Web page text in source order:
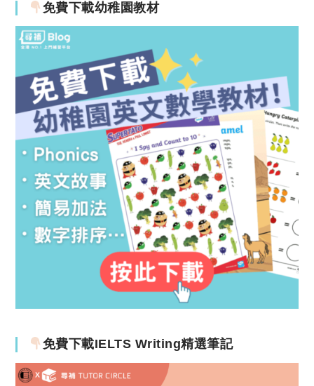
免費下載幼稚園教材
免費下載IELTS Writing精選筆記